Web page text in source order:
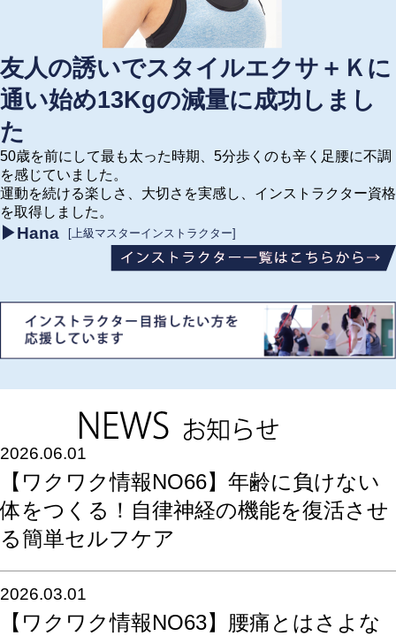
友人の誘いでスタイルエクサ＋Ｋに
通い始め13Kgの減量に成功しまし
た
50歳を前にして最も太った時期、5分歩くのも辛く足腰に不調
を感じていました。
運動を続ける楽しさ、大切さを実感し、インストラクター資格
を取得しました。
▶Hana [上級マスターインストラクター]
2026.06.01
【ワクワク情報NO66】年齢に負けない
体をつくる！自律神経の機能を復活させ
る簡単セルフケア
2026.03.01
【ワクワク情報NO63】腰痛とはさよな